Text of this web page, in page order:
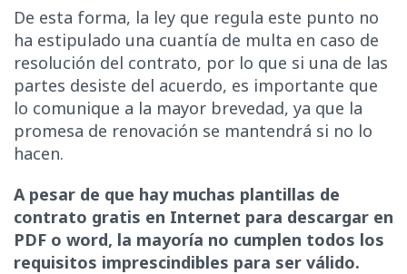
De esta forma, la ley que regula este punto no
ha estipulado una cuantía de multa en caso de
resolución del contrato, por lo que si una de las
partes desiste del acuerdo, es importante que
lo comunique a la mayor brevedad, ya que la
promesa de renovación se mantendrá si no lo
hacen.
A pesar de que hay muchas plantillas de
contrato gratis en Internet para descargar en
PDF o word, la mayoría no cumplen todos los
requisitos imprescindibles para ser válido.